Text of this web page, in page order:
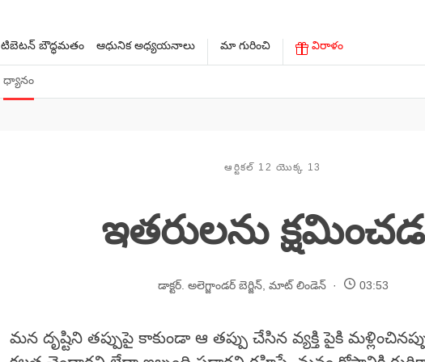
ధ్యానం
టిబెటన్ బౌద్ధమతం ఆధునిక అధ్యయనాలు మా గురించి విరాళం
ఆర్టికల్ 12 యొక్క 13
ఇతరులను
డాక్టర్. అలెగ్జాండర్ బెర్జిన్, మాట్ లిండెన్ 03:53
మన దృష్టిని తప్పుపై కాకుండా ఆ తప్పు చేసిన వ్యక్తి పైకి